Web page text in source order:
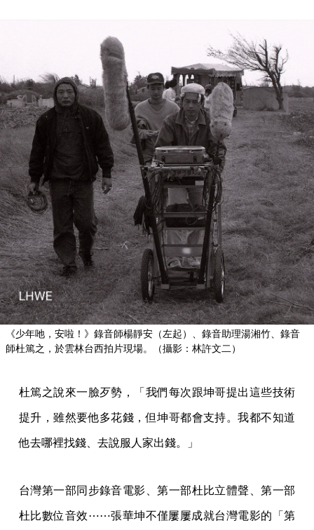
《少年吔，安啦！》錄音師楊靜安（左起）、錄音助理湯湘竹、錄音
師杜篤之，於雲林台西拍片現場。（攝影：林許文二）
杜篤之說來一臉歹勢，「我們每次跟坤哥提出這些技術
提升，雖然要他多花錢，但坤哥都會支持。我都不知道
他去哪裡找錢、去說服人家出錢。」
台灣第一部同步錄音電影、第一部杜比立體聲、第一部
杜比數位音效⋯⋯張華坤不僅屢屢成就台灣電影的「第